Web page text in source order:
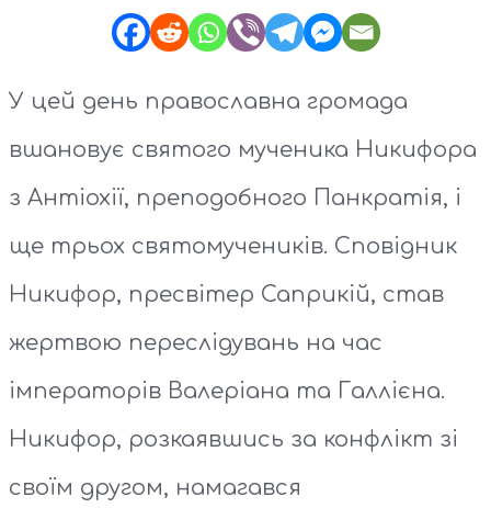
У цей день православна громада
вшановує святого мученика Никифора
з Антіохії, преподобного Панкратія, і
ще трьох святомучеників. Сповідник
Никифор, пресвітер Саприкій, став
жертвою переслідувань на час
імператорів Валеріана та Галлієна.
Никифор, розкаявшись за конфлікт зі
своїм другом, намагався